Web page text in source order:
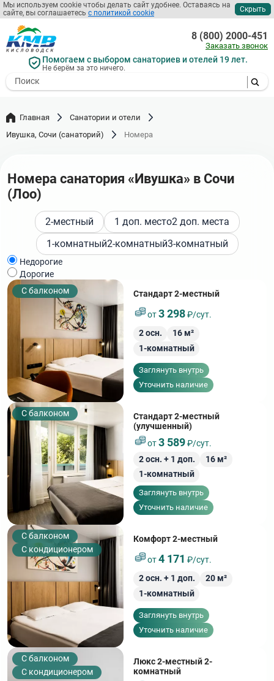
Мы используем cookie чтобы делать сайт удобнее. Оставаясь на
сайте, вы соглашаетесь с политикой cookie Скрыть
Перейти
к
основному
содержанию
Помогаем с выбором санаториев и отелей 19 лет.
Не берём за это ничего.
- I agree to the processing of my
8 (800) 2000-451
Заказать звонок
Главная
Санатории и отели
Ивушка, Сочи (санаторий)
Номера
Номера санатория «Ивушка» в Сочи
(Лоо)
2-местный 1 доп. место2 доп. места
1-комнатный2-комнатный3-комнатный
Недорогие
Дорогие
C балконом
Стандарт 2-местный
от3 298₽/сут.
2осн. 16м²
1-комнатный
Заглянуть внутрь
Уточнить наличие
C балконом
Стандарт 2-местный
(улучшенный)
от3 589₽/сут.
2осн. + 1 доп. 16м²
1-комнатный
Заглянуть внутрь
Уточнить наличие
C балконом
С кондиционером
Комфорт 2-местный
от4 171 ₽/сут.
2осн. + 1 доп. 20м²
1-комнатный
Заглянуть внутрь
Уточнить наличие
C балконом
С кондиционером
Люкс 2-местный 2-
комнатный